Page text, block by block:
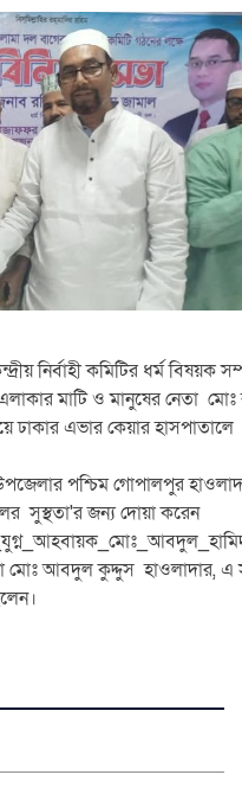
নির্বাহী কমিটির ধর্ম বিষয়ক
এলাকার মাটি ও মানুষের নেতা
ঢাকার এভার কেয়ার হাসপাতালে
পশ্চিম গোপালপুর
সুস্থতা'র জন্য দোয়া করেন
মোঃ আবদুল কুদ্দুস হাওলাদার, এ